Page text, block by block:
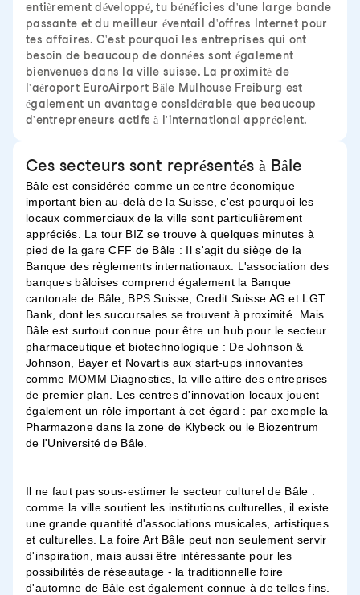
entièrement développé, tu bénéficies d'une large bande
passante et du meilleur éventail d'offres Internet pour
tes affaires. C'est pourquoi les entreprises qui ont
besoin de beaucoup de données sont également
bienvenues dans la ville suisse. La proximité de
l'aéroport EuroAirport Bâle Mulhouse Freiburg est
également un avantage considérable que beaucoup
d'entrepreneurs actifs à l'international apprécient.
Ces secteurs sont représentés à Bâle
Bâle est considérée comme un centre économique
important bien au-delà de la Suisse, c'est pourquoi les
locaux commerciaux de la ville sont particulièrement
appréciés. La tour BIZ se trouve à quelques minutes à
pied de la gare CFF de Bâle : Il s'agit du siège de la
Banque des règlements internationaux. L'association des
banques bâloises comprend également la Banque
cantonale de Bâle, BPS Suisse, Credit Suisse AG et LGT
Bank, dont les succursales se trouvent à proximité. Mais
Bâle est surtout connue pour être un hub pour le secteur
pharmaceutique et biotechnologique : De Johnson &
Johnson, Bayer et Novartis aux start-ups innovantes
comme MOMM Diagnostics, la ville attire des entreprises
de premier plan. Les centres d'innovation locaux jouent
également un rôle important à cet égard : par exemple la
Pharmazone dans la zone de Klybeck ou le Biozentrum
de l'Université de Bâle.
Il ne faut pas sous-estimer le secteur culturel de Bâle :
comme la ville soutient les institutions culturelles, il existe
une grande quantité d'associations musicales, artistiques
et culturelles. La foire Art Bâle peut non seulement servir
d'inspiration, mais aussi être intéressante pour les
possibilités de réseautage - la traditionnelle foire
d'automne de Bâle est également connue à de telles fins.